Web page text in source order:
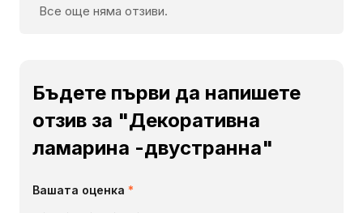
Все още няма отзиви.
Бъдете първи да напишете
отзив за "Декоративна
ламарина -двустранна"
Вашата оценка *